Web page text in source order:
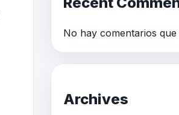
No hay comentarios que
Archives